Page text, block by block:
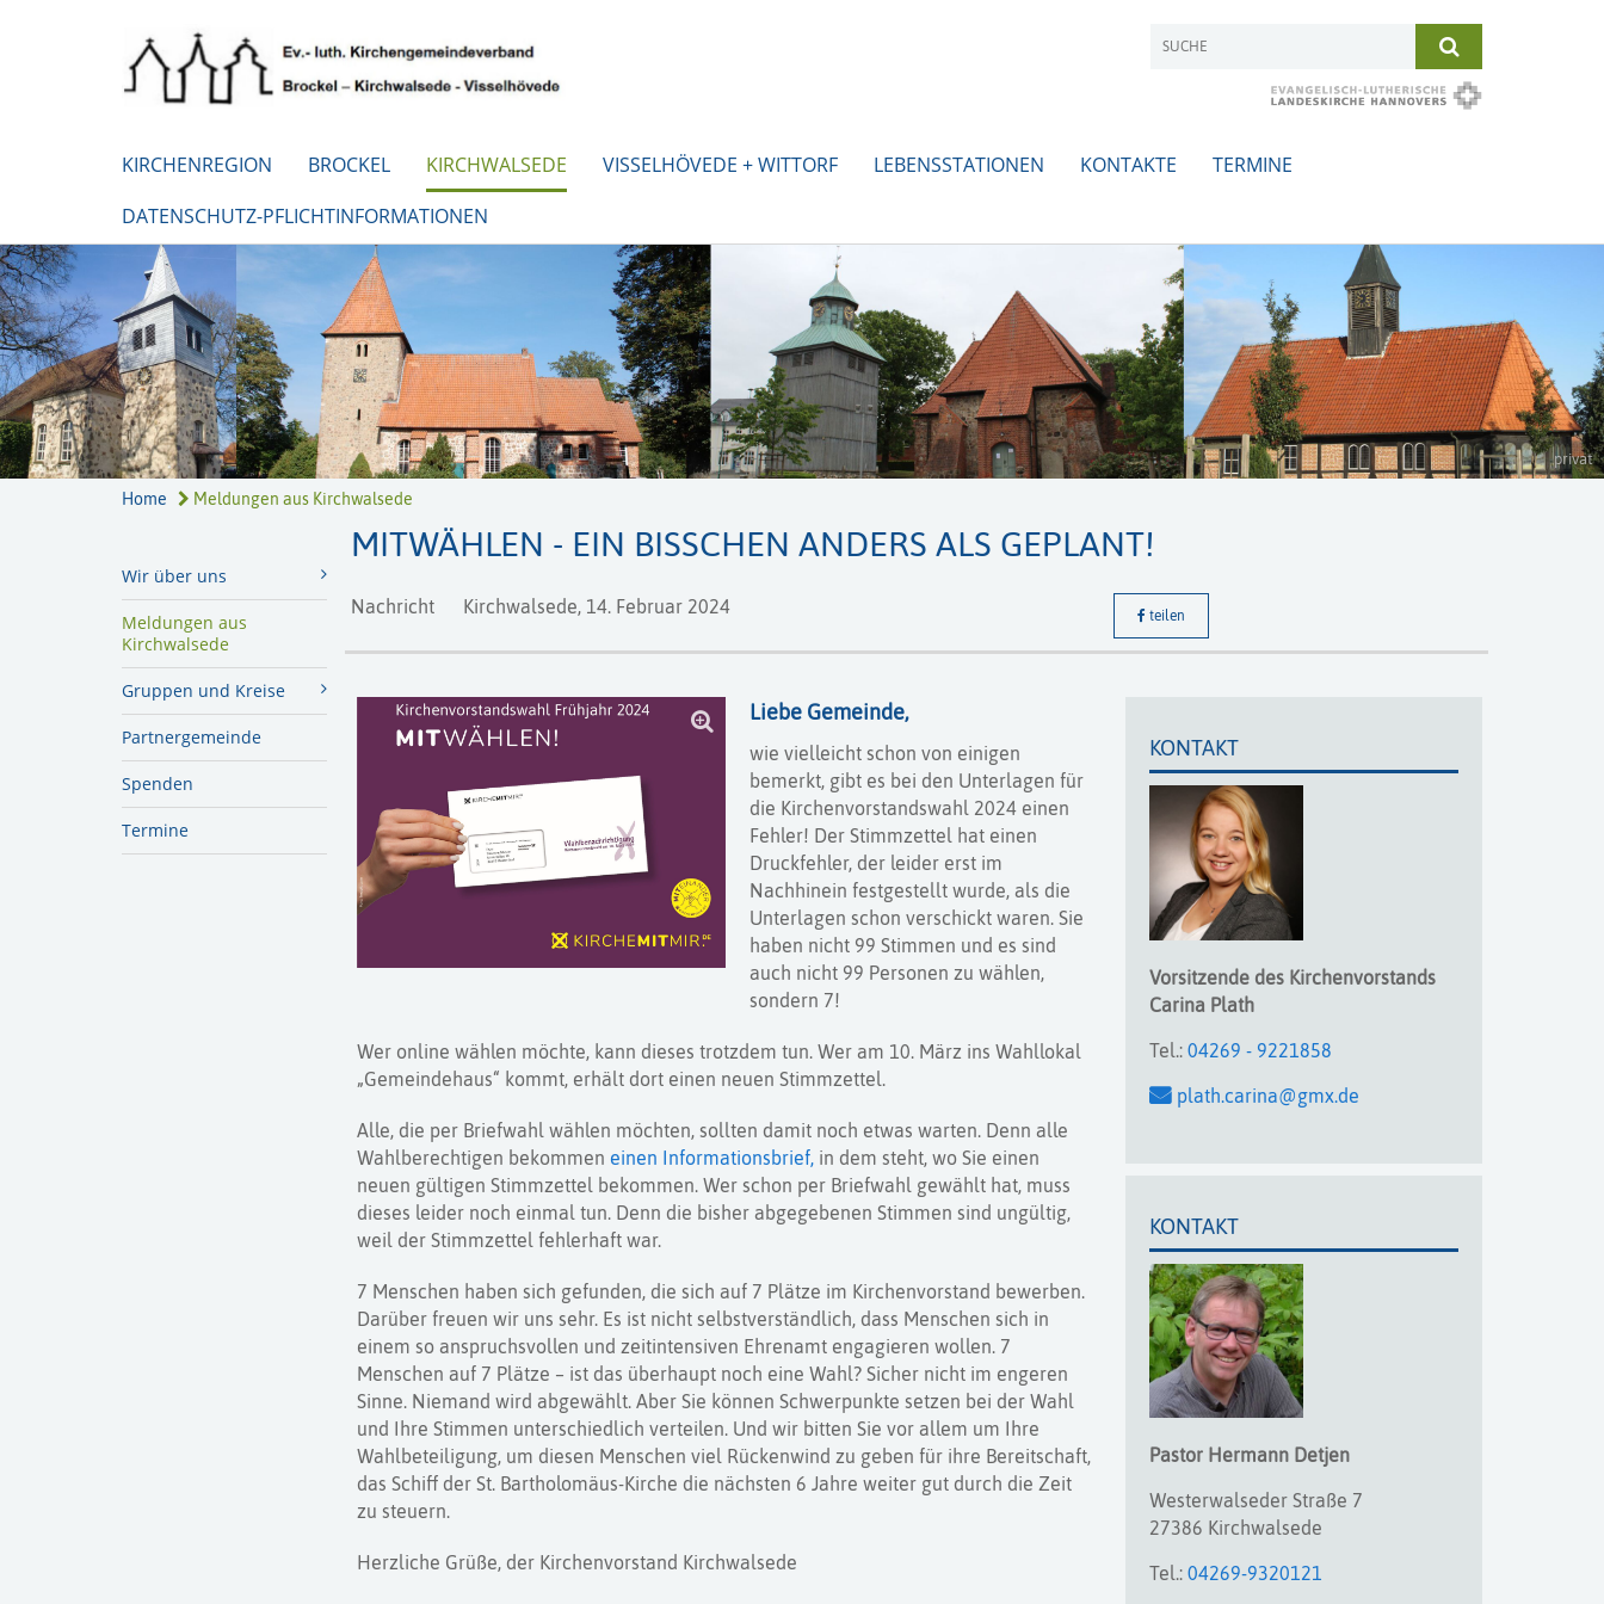
KIRCHENREGION BROCKEL KIRCHWALSEDE VISSELHÖVEDE + WITTORF LEBENSSTATIONEN KONTAKTE
TERMINE
DATENSCHUTZ-PFLICHTINFORMATIONEN
privat
Home Meldungen aus Kirchwalsede
Wir über uns
Meldungen aus
Kirchwalsede
Gruppen und Kreise
Partnergemeinde
Spenden
Termine
MITWÄHLEN - EIN BISSCHEN ANDERS ALS GEPLANT!
Nachricht Kirchwalsede, 14. Februar 2024 teilen
Liebe Gemeinde,
wie vielleicht schon von einigen
bemerkt, gibt es bei den Unterlagen für
die Kirchenvorstandswahl 2024 einen
Fehler! Der Stimmzettel hat einen
Druckfehler, der leider erst im
Nachhinein festgestellt wurde, als die
Unterlagen schon verschickt waren. Sie
haben nicht 99 Stimmen und es sind
auch nicht 99 Personen zu wählen,
sondern 7!
Wer online wählen möchte, kann dieses trotzdem tun. Wer am 10. März ins Wahllokal
„Gemeindehaus“ kommt, erhält dort einen neuen Stimmzettel.
Alle, die per Briefwahl wählen möchten, sollten damit noch etwas warten. Denn alle
Wahlberechtigen bekommen einen Informationsbrief,in dem steht, wo Sie einen
neuen gültigen Stimmzettel bekommen. Wer schon per Briefwahl gewählt hat, muss
dieses leider noch einmal tun. Denn die bisher abgegebenen Stimmen sind ungültig,
weil der Stimmzettel fehlerhaft war.
7 Menschen haben sich gefunden, die sich auf 7 Plätze im Kirchenvorstand bewerben.
Darüber freuen wir uns sehr. Es ist nicht selbstverständlich, dass Menschen sich in
einem so anspruchsvollen und zeitintensiven Ehrenamt engagieren wollen. 7
Menschen auf 7 Plätze – ist das überhaupt noch eine Wahl? Sicher nicht im engeren
Sinne. Niemand wird abgewählt. Aber Sie können Schwerpunkte setzen bei der Wahl
und Ihre Stimmen unterschiedlich verteilen. Und wir bitten Sie vor allem um Ihre
Wahlbeteiligung, um diesen Menschen viel Rückenwind zu geben für ihre Bereitschaft,
das Schiff der St. Bartholomäus-Kirche die nächsten 6 Jahre weiter gut durch die Zeit
zu steuern.
Herzliche Grüße, der Kirchenvorstand Kirchwalsede
KONTAKT
Vorsitzende des Kirchenvorstands
Carina Plath
Tel.: 04269 - 9221858
plath.carina@gmx.de
KONTAKT
Pastor Hermann Detjen
Westerwalseder Straße 7
27386 Kirchwalsede
Tel.: 04269-9320121